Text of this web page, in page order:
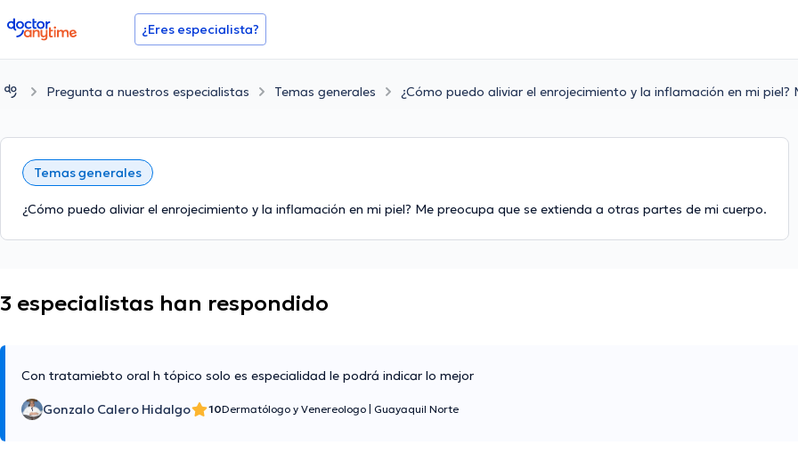
doctoranytime ¿Eres especialista?
Pregunta a nuestros especialistas Temas generales ¿Cómo puedo aliviar el enrojecimiento y la inflamación en mi piel?
Temas generales
¿Cómo puedo aliviar el enrojecimiento y la inflamación en mi piel? Me preocupa que se extienda a otras partes de mi cuerpo.
3 especialistas han respondido
Con tratamiebto oral h tópico solo es especialidad le podrá indicar lo mejor
Gonzalo Calero Hidalgo 10Dermatólogo y Venereologo Guayaquil Norte